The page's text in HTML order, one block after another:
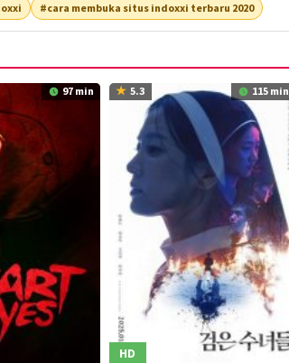
#cara membuka situs indoxxi terbaru 2020
97 min 5.3 115 min
HD